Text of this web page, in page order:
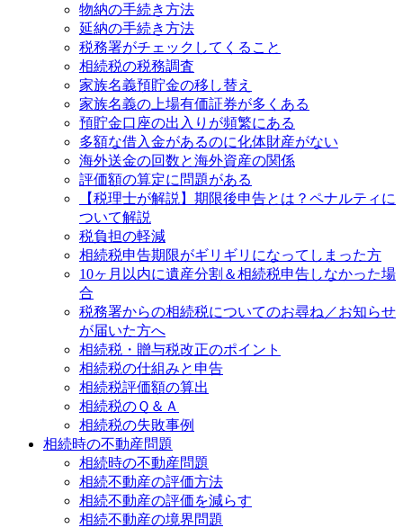
物納の手続き方法
延納の手続き方法
税務署がチェックしてくること
相続税の税務調査
家族名義預貯金の移し替え
家族名義の上場有価証券が多くある
預貯金口座の出入りが頻繁にある
多額な借入金があるのに化体財産がない
海外送金の回数と海外資産の関係
評価額の算定に問題がある
【税理士が解説】期限後申告とは？ペナルティに
ついて解説
税負担の軽減
相続税申告期限がギリギリになってしまった方
10ヶ月以内に遺産分割＆相続税申告しなかった場
合
税務署からの相続税についてのお尋ね／お知らせ
が届いた方へ
相続税・贈与税改正のポイント
相続税の仕組みと申告
相続税評価額の算出
相続税のＱ＆Ａ
相続税の失敗事例
相続時の不動産問題
相続時の不動産問題
相続不動産の評価方法
相続不動産の評価を減らす
相続不動産の境界問題